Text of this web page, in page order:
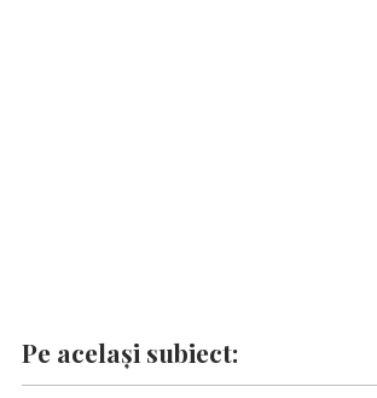
Pe același subiect: